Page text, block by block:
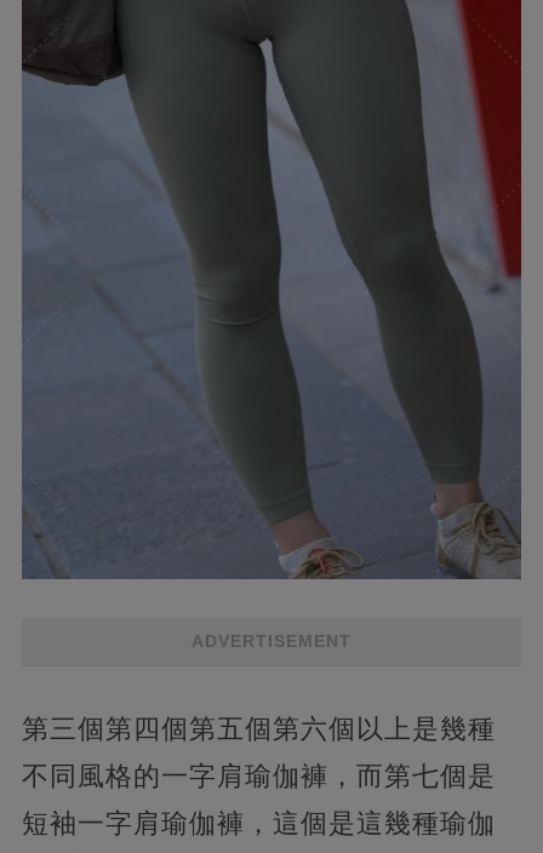
ADVERTISEMENT
第三個第四個第五個第六個以上是幾種
不同風格的一字肩瑜伽褲，而第七個是
短袖一字肩瑜伽褲，這個是這幾種瑜伽